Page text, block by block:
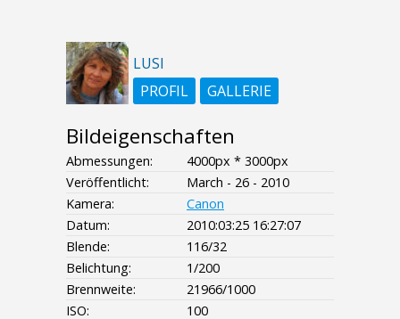
LUSI
PROFIL
GALLERIE
Bildeigenschaften
Abmessungen:
4000px * 3000px
Veröffentlicht:
March - 26 - 2010
Kamera:
Canon
Datum:
2010:03:25 16:27:07
Blende:
116/32
Belichtung:
1/200
Brennweite:
21966/1000
ISO:
100